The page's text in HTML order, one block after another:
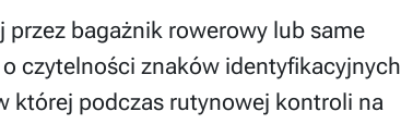
przez bagażnik rowerowy lub same
czytelności znaków identyfikacyjnych
której podczas rutynowej kontroli na